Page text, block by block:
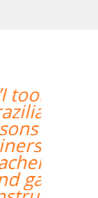
of
My
of